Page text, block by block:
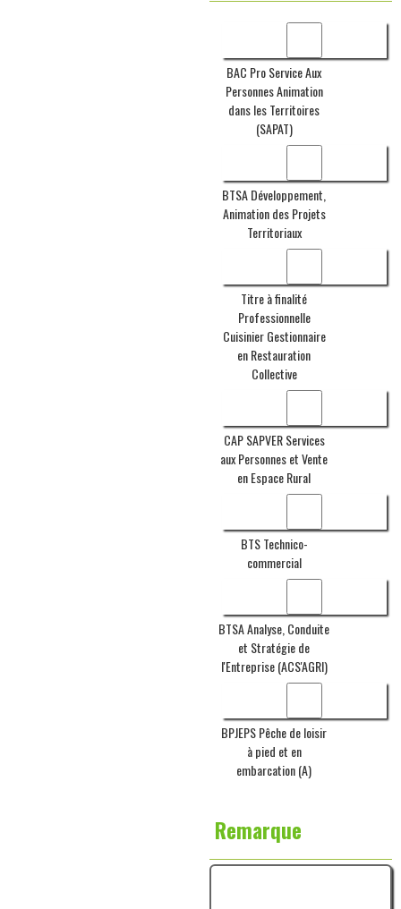
BAC Pro Service Aux
Personnes Animation
dans les Territoires
(SAPAT)
BTSA Développement,
Animation des Projets
Territoriaux
Titre à finalité
Professionnelle
Cuisinier Gestionnaire
en Restauration
Collective
CAP SAPVER Services
aux Personnes et Vente
en Espace Rural
BTS Technico-
commercial
BTSA Analyse, Conduite
et Stratégie de
l'Entreprise (ACS'AGRI)
BPJEPS Pêche de loisir
à pied et en
embarcation (A)
Remarque